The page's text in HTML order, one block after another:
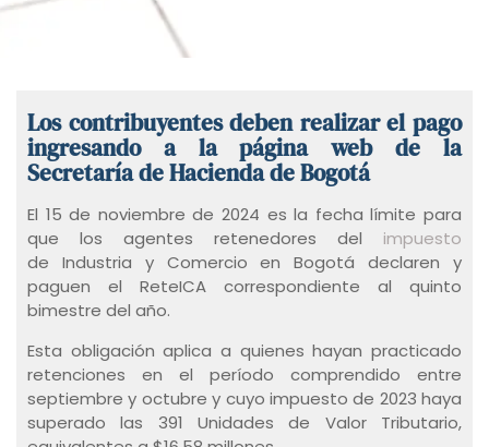
Los contribuyentes deben realizar el pago
ingresando a la página web de la
Secretaría de Hacienda de Bogotá
El 15 de noviembre de 2024 es la fecha límite para
que los agentes retenedores del impuesto
de Industria y Comercio en Bogotá declaren y
paguen el ReteICA correspondiente al quinto
bimestre del año.
Esta obligación aplica a quienes hayan practicado
retenciones en el período comprendido entre
septiembre y octubre y cuyo impuesto de 2023 haya
superado las 391 Unidades de Valor Tributario,